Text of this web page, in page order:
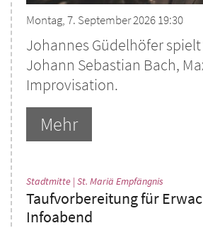
Montag, 7. September 2026 19:30
Johannes Güdelhöfer spielt
Johann Sebastian Bach,
Improvisation.
Mehr
Stadtmitte | St. Mariä Empfängnis
Taufvorbereitung für
Infoabend